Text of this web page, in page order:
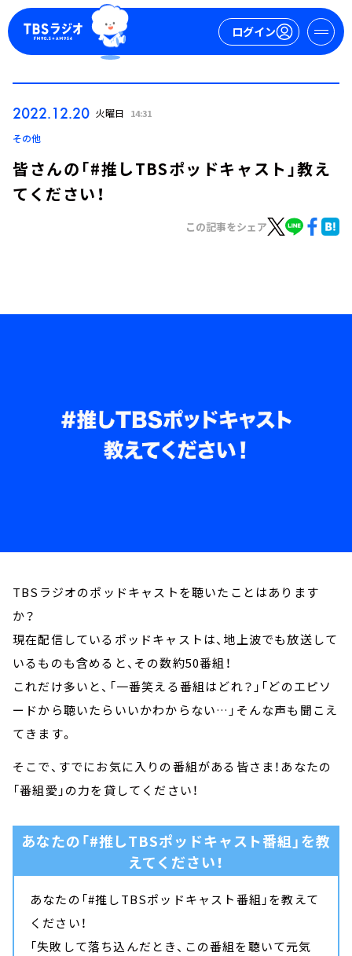
ログイン
会社情報
2022.12.20 火曜日 14:31
その他
皆さんの「#推しTBSポッドキャスト」教え
てください！
この記事をシェア
TBSラジオのポッドキャストを聴いたことはあります
か？
現在配信しているポッドキャストは、地上波でも放送して
いるものも含めると、その数約50番組！
これだけ多いと、「一番笑える番組はどれ？」「どのエピソ
ードから聴いたらいいかわからない…」そんな声も聞こえ
てきます。
そこで、すでにお気に入りの番組がある皆さま！あなたの
「番組愛」の力を貸してください！
あなたの「#推しTBSポッドキャスト番組」を教
えてください！
あなたの「#推しTBSポッドキャスト番組」を教えて
ください！
「失敗して落ち込んだとき、この番組を聴いて元気